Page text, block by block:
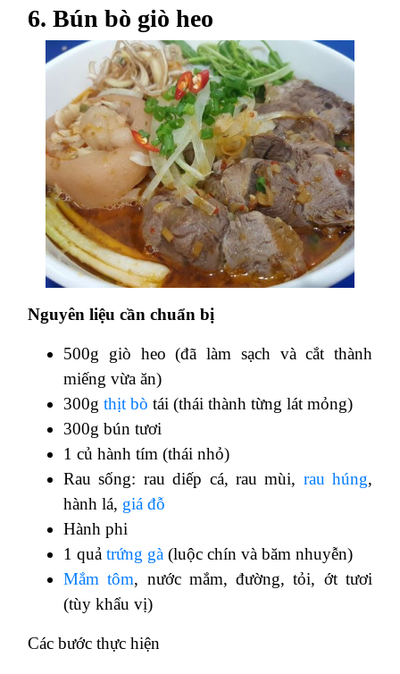
6. Bún bò giò heo
Nguyên liệu cần chuẩn bị
500g giò heo (đã làm sạch và cắt thành
miếng vừa ăn)
300g thịt bò tái (thái thành từng lát mỏng)
300g bún tươi
1 củ hành tím (thái nhỏ)
Rau sống: rau diếp cá, rau mùi, rau húng,
hành lá, giá đỗ
Hành phi
1 quả trứng gà (luộc chín và băm nhuyễn)
Mắm tôm, nước mắm, đường, tỏi, ớt tươi
(tùy khẩu vị)
Các bước thực hiện